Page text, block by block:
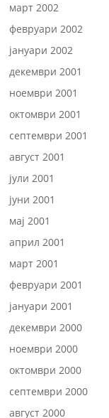
март 2002
февруари 2002
јануари 2002
декември 2001
ноември 2001
октомври 2001
септември 2001
август 2001
јули 2001
јуни 2001
мај 2001
април 2001
март 2001
февруари 2001
јануари 2001
декември 2000
ноември 2000
октомври 2000
септември 2000
август 2000